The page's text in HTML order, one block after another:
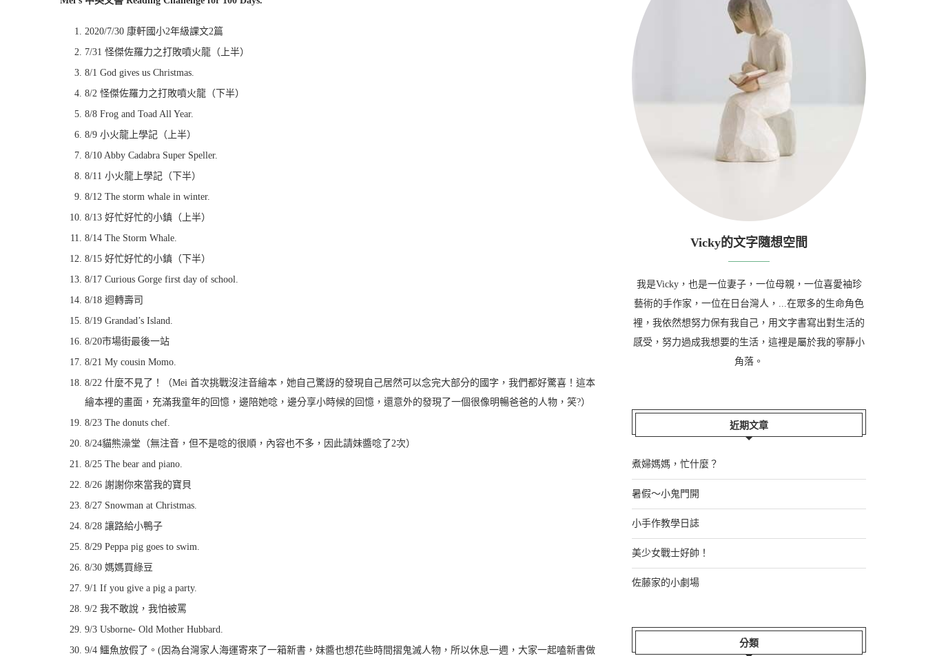
2020/7/30 康軒國小2年級課文2篇
7/31 怪傑佐羅力之打敗噴火龍（上半）
8/1 God gives us Christmas.
8/2 怪傑佐羅力之打敗噴火龍（下半）
8/8 Frog and Toad All Year.
8/9 小火龍上學記（上半）
8/10 Abby Cadabra Super Speller.
8/11 小火龍上學記（下半）
8/12 The storm whale in winter.
8/13 好忙好忙的小鎮（上半）
8/14 The Storm Whale.
8/15 好忙好忙的小鎮（下半）
8/17 Curious Gorge first day of school.
8/18 迴轉壽司
8/19 Grandad’s Island.
8/20市場街最後一站
8/21 My cousin Momo.
8/22 什麼不見了！（Mei 首次挑戰沒注音繪本，她自己驚訝的發現自己居然可以念完大部分的國字，我們都好驚喜！這本
繪本裡的畫面，充滿我童年的回憶，邊陪她唸，邊分享小時候的回憶，還意外的發現了一個很像明暢爸爸的人物，笑?）
8/23 The donuts chef.
8/24貓熊澡堂（無注音，但不是唸的很順，內容也不多，因此請妹醬唸了2次）
8/25 The bear and piano.
8/26 謝謝你來當我的寶貝
8/27 Snowman at Christmas.
8/28 讓路給小鴨子
8/29 Peppa pig goes to swim.
8/30 媽媽買綠豆
9/1 If you give a pig a party.
9/2 我不敢說，我怕被罵
9/3 Usborne- Old Mother Hubbard.
9/4 鱷魚放假了。(因為台灣家人海運寄來了一箱新書，妹醬也想花些時間摺鬼滅人物，所以休息一週，大家一起嗑新書做
Vicky的文字隨想空間
我是Vicky，也是一位妻子，一位母親，一位喜愛袖珍
藝術的手作家，一位在日台灣人，...在眾多的生命角色
裡，我依然想努力保有我自己，用文字書寫出對生活的
感受，努力過成我想要的生活，這裡是屬於我的寧靜小
角落。
近期文章
煮婦媽媽，忙什麼？
暑假～小鬼門開
小手作教學日誌
美少女戰士好帥！
佐藤家的小劇場
分類